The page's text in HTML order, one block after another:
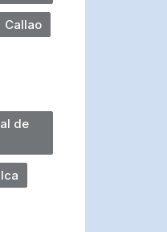
Callao
de
Ica